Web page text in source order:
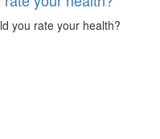
you rate your health?